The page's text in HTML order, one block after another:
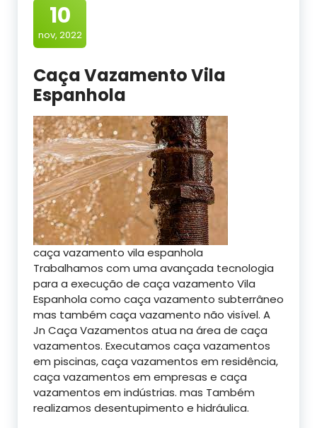
10
nov, 2022
Caça Vazamento Vila
Espanhola
caça vazamento vila espanhola
Trabalhamos com uma avançada tecnologia
para a execução de caça vazamento Vila
Espanhola como caça vazamento subterrâneo
mas também caça vazamento não visível. A
Jn Caça Vazamentos atua na área de caça
vazamentos. Executamos caça vazamentos
em piscinas, caça vazamentos em residência,
caça vazamentos em empresas e caça
vazamentos em indústrias. mas Também
realizamos desentupimento e hidráulica.